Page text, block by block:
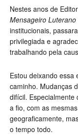
Nestes anos de
Mensageiro Luterano
institucionais,
privilegiada e
trabalhando pela
Estou deixando essa
caminho. Mudanças
difícil. Especialmente
a fio, com as
geograficamente,
o tempo todo.